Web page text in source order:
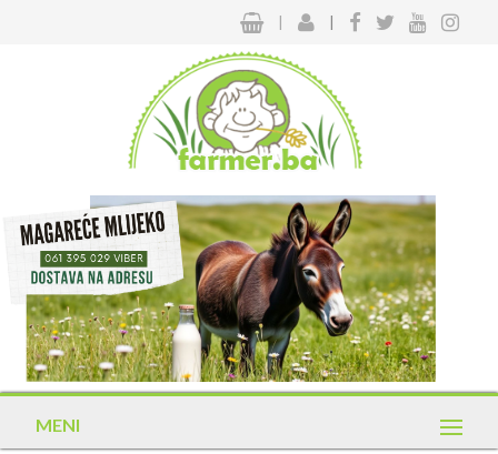
| |
MENI